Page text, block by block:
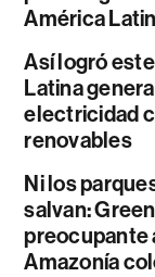
América
Así logró
Latina
electricidad
renovables
Ni los
salvan:
preocupante
Amazonía